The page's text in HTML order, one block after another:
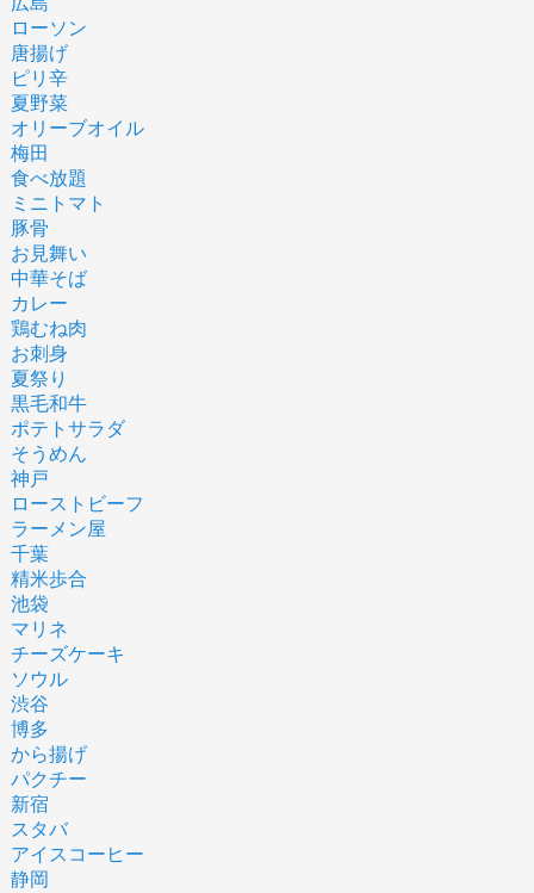
ローソン
唐揚げ
ピリ辛
夏野菜
オリーブオイル
梅田
食べ放題
ミニトマト
豚骨
お見舞い
中華そば
カレー
鶏むね肉
お刺身
夏祭り
黒毛和牛
ポテトサラダ
そうめん
神戸
ローストビーフ
ラーメン屋
千葉
精米歩合
池袋
マリネ
チーズケーキ
ソウル
渋谷
博多
から揚げ
パクチー
新宿
スタバ
アイスコーヒー
静岡